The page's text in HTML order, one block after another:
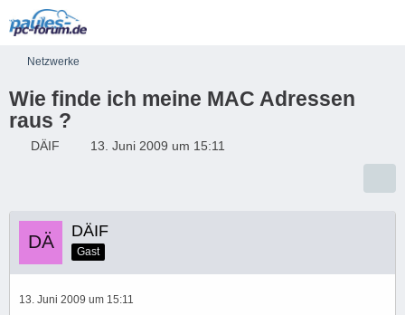
Netzwerke
Wie finde ich meine MAC Adressen
raus ?
DÄIF 13. Juni 2009 um 15:11
DÄIF
Gast
13. Juni 2009 um 15:11